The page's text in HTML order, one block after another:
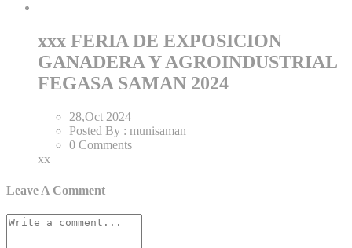
xxx FERIA DE EXPOSICION
GANADERA Y AGROINDUSTRIAL
FEGASA SAMAN 2024
28,Oct 2024
Posted By : munisaman
0 Comments
xx
Leave A Comment